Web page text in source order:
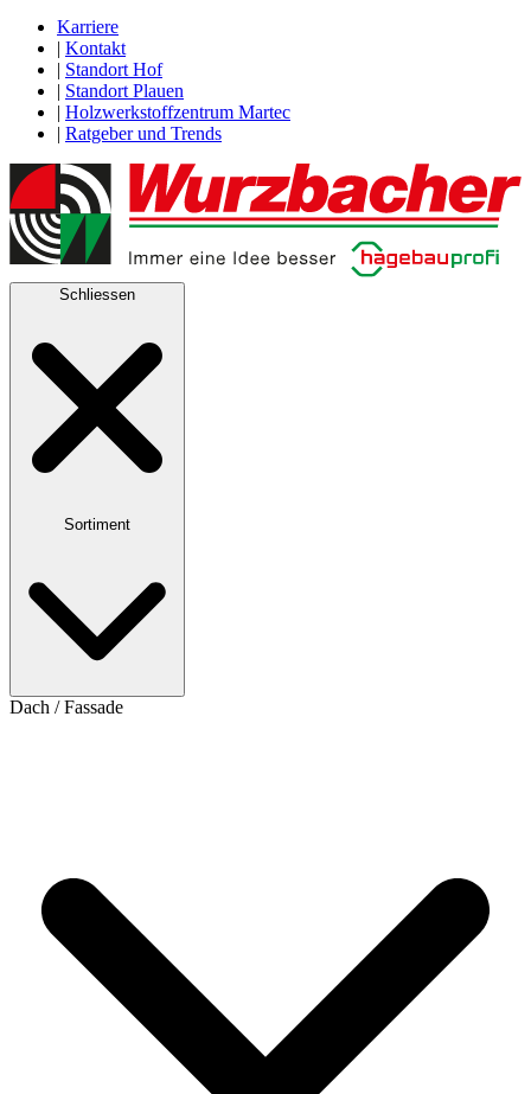
Karriere
| Kontakt
| Standort Hof
| Standort Plauen
| Holzwerkstoffzentrum Martec
| Ratgeber und Trends
Schliessen
Sortiment
Dach / Fassade